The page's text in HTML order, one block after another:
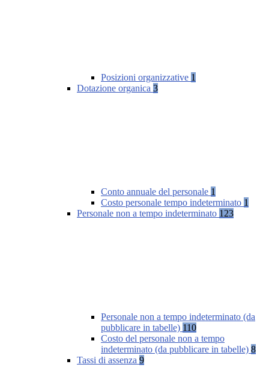
Posizioni organizzative 1
Dotazione organica 3
Conto annuale del personale 1
Costo personale tempo indeterminato 1
Personale non a tempo indeterminato 123
Personale non a tempo indeterminato (da
pubblicare in tabelle) 110
Costo del personale non a tempo
indeterminato (da pubblicare in tabelle) 8
Tassi di assenza 9